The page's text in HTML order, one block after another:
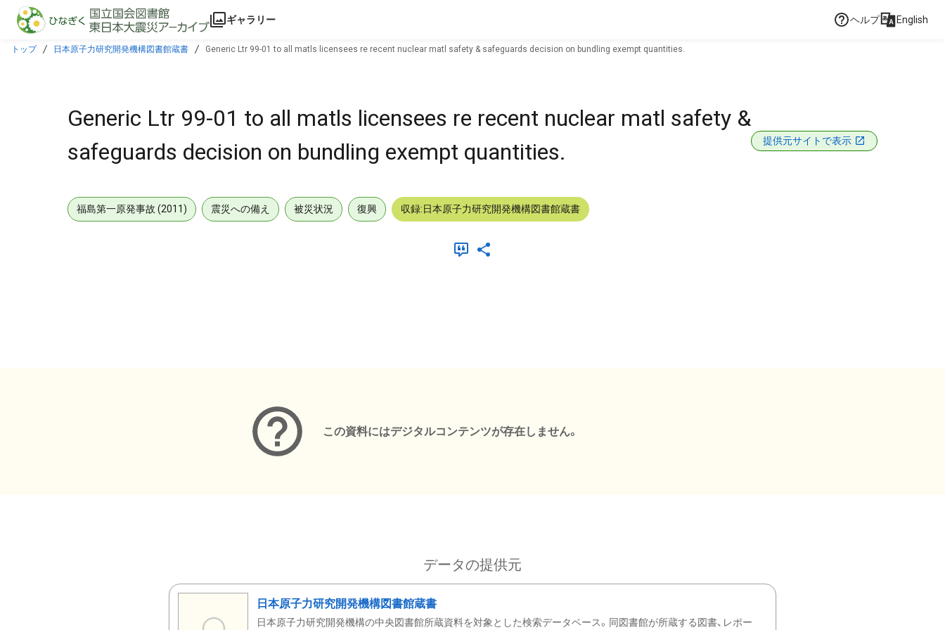
本文に飛ぶ
ギャラリー ヘルプ English
トップ 日本原子力研究開発機構図書館蔵書 Generic Ltr 99-01 to all matls licensees re recent nuclear matl safety & safeguards decision on bundling exempt quantities.
Generic Ltr 99-01 to all matls licensees re recent nuclear matl safety &
safeguards decision on bundling exempt quantities.
提供元サイトで表示
福島第一原発事故 (2011) 震災への備え 被災状況 復興 収録:日本原子力研究開発機構図書館蔵書
この資料にはデジタルコンテンツが存在しません。
データの提供元
日本原子力研究開発機構図書館蔵書
日本原子力研究開発機構の中央図書館所蔵資料を対象とした検索データベース。同図書館が所蔵する図書、レポー